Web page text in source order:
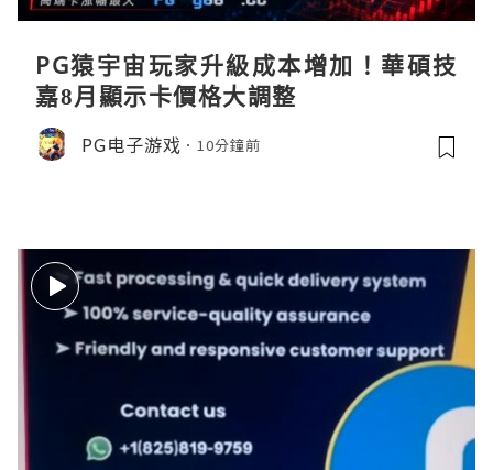
PG猿宇宙玩家升級成本增加！華碩技
嘉8月顯示卡價格大調整
PG电子游戏 10分鐘前